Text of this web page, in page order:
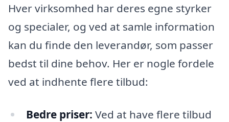
Hver virksomhed har deres egne styrker
og specialer, og ved at samle information
kan du finde den leverandør, som passer
bedst til dine behov. Her er nogle fordele
ved at indhente flere tilbud:
Bedre priser: Ved at have flere tilbud